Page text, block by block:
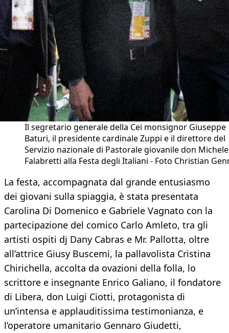
Il segretario generale della Cei monsignor Giuseppe
Baturi, il presidente cardinale Zuppi e il direttore del
Servizio nazionale di Pastorale giovanile don Michele
Falabretti alla Festa degli Italiani - Foto Christian
La festa, accompagnata dal grande entusiasmo
dei giovani sulla spiaggia, è stata presentata
Carolina Di Domenico e Gabriele Vagnato con la
partecipazione del comico Carlo Amleto, tra gli
artisti ospiti dj Dany Cabras e Mr. Pallotta, oltre
all’attrice Giusy Buscemi, la pallavolista Cristina
Chirichella, accolta da ovazioni della folla, lo
scrittore e insegnante Enrico Galiano, il fondatore
di Libera, don Luigi Ciotti, protagonista di
un’intensa e applauditissima testimonianza, e
l’operatore umanitario Gennaro Giudetti,